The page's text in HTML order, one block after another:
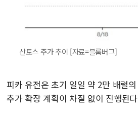
산토스 주가 추이 [자료=블룸버그]
피카 유전은 초기 일일 약 2만 배럴
추가 확장 계획이 차질 없이 진행된